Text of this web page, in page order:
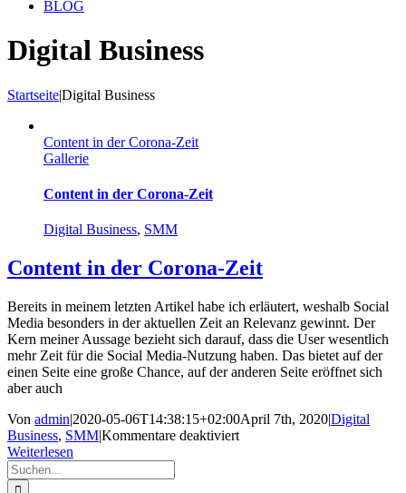
BLOG
Digital Business
Startseite|Digital Business
Content in der Corona-Zeit
Gallerie
Content in der Corona-Zeit
Digital Business, SMM
Content in der Corona-Zeit
Bereits in meinem letzten Artikel habe ich erläutert, weshalb Social
Media besonders in der aktuellen Zeit an Relevanz gewinnt. Der
Kern meiner Aussage bezieht sich darauf, dass die User wesentlich
mehr Zeit für die Social Media-Nutzung haben. Das bietet auf der
einen Seite eine große Chance, auf der anderen Seite eröffnet sich
aber auch
Von admin|2020-05-06T14:38:15+02:00April 7th, 2020|Digital
Business, SMM|Kommentare deaktiviertfür
Weiterlesen
Suche
nach: